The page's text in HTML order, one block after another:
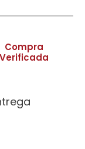
Compra
Verificada